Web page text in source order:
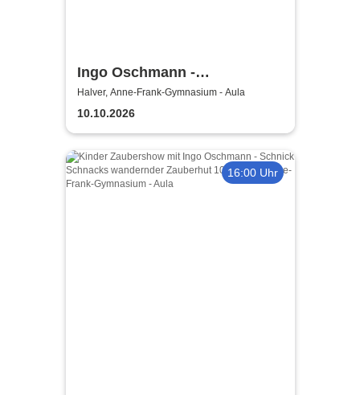
Ingo Oschmann -
Scherztherapie
Halver, Anne-Frank-Gymnasium - Aula
10.10.2026
16:00 Uhr